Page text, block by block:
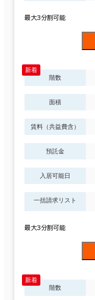
最大3分割可能
階数
面積
賃料（共益費含）
預託金
入居可能日
一括請求リスト
最大3分割可能
階数